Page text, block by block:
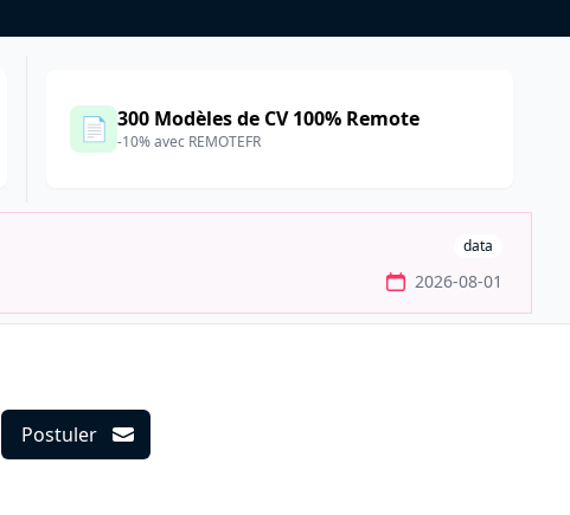
📄 300 Modèles de CV 100% Remote
-10% avec REMOTEFR
data
2026-08-01
Postuler